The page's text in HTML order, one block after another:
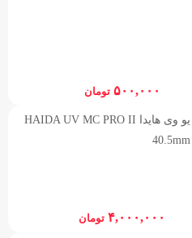
۵۰۰,۰۰۰ تومان
فیلتر لنز یو وی هایدا HAIDA UV MC PRO II
۴,۰۰۰,۰۰۰ تومان